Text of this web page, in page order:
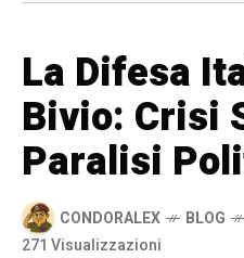
La Difesa
Bivio: Crisi
Paralisi
CONDORALEX BLOG
271 Visualizzazioni